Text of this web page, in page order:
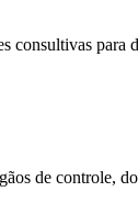
consultivas para
de controle,